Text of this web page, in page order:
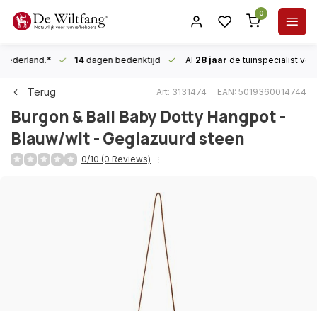
0
14dagen bedenktijd Al 28 jaar de tuinspecialist
Terug Art: 3131474 EAN: 5019360014744
Burgon & Ball Baby Dotty Hangpot -
Blauw/wit - Geglazuurd steen
0/10 (0 Reviews)